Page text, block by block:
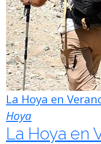
La Hoya en
Hoya
La Hoya en